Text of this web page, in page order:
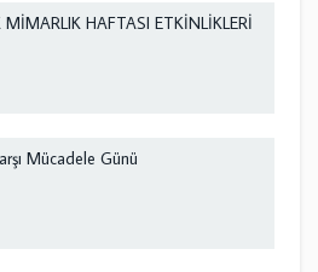
HAFTASI ETKİNLİKLERİ
Mücadele Günü